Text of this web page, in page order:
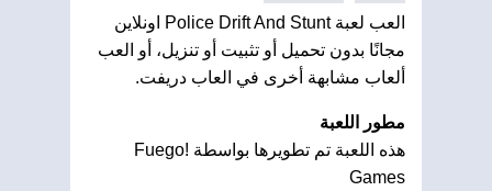
العب لعبة Police Drift And Stunt اونلاين
مجانًا بدون تحميل أو تثبيت أو تنزيل، أو العب
ألعاب مشابهة أخرى في العاب دريفت.
مطور اللعبة
هذه اللعبة تم تطويرها بواسطة Fuego!
Games